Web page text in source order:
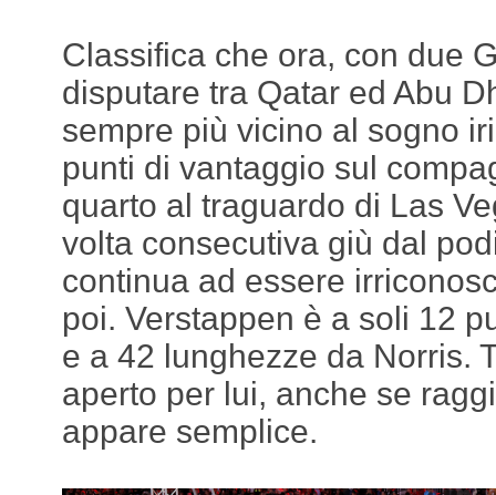
Classifica che ora, con due
disputare tra Qatar ed Abu
sempre più vicino al sogno
punti di vantaggio sul
quarto al traguardo di Las
volta consecutiva giù dal
continua ad essere
poi. Verstappen è a soli 12
e a 42 lunghezze da Norris.
aperto per lui, anche se
appare semplice.